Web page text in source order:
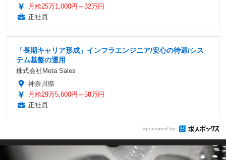
月給25万1,000円～32万円
正社員
「長期キャリア形成」インフラエンジニア/安心の待遇/シス
テム基盤の運用
株式会社Meta Sales
神奈川県
月給29万5,600円～58万円
正社員
Sponsored by